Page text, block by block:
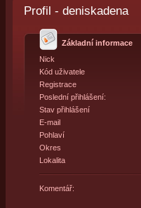
Profil - deniskadena
Základní informace
Nick
Kód uživatele
Registrace
Poslední přihlášení:
Stav přihlášení
E-mail
Pohlaví
Okres
Lokalita
Komentář: